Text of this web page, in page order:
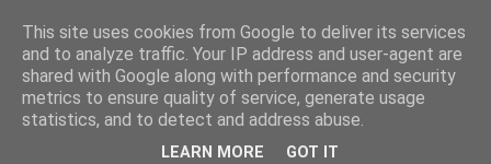
This site uses cookies from Google to deliver its services
and to analyze traffic. Your IP address and user-agent are
shared with Google along with performance and security
metrics to ensure quality of service, generate usage
statistics, and to detect and address abuse.
LEARN MORE GOT IT